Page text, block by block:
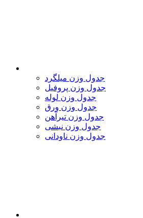
جدول وزن میلگرد
جدول وزن پروفیل
جدول وزن لوله
جدول وزن ورق
جدول وزن تیرآهن
جدول وزن نبشی
جدول وزن ناودانی